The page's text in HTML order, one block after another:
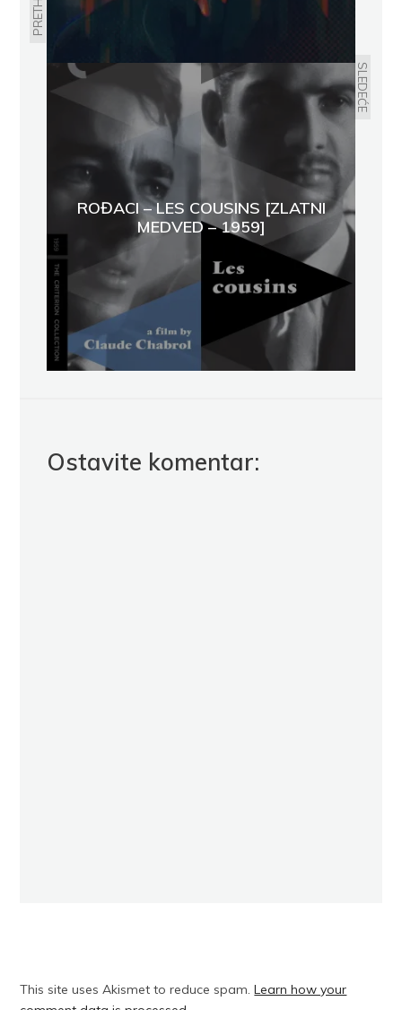
SLEDEĆE
ROĐACI – LES COUSINS [ZLATNI
MEDVED – 1959]
Ostavite komentar:
This site uses Akismet to reduce spam.Learn how your